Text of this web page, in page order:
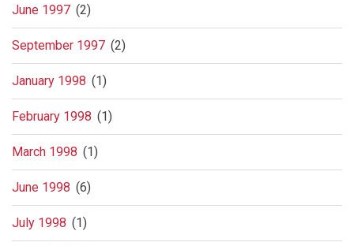
June 1997 (2)
September 1997 (2)
January 1998 (1)
February 1998 (1)
March 1998 (1)
June 1998 (6)
July 1998 (1)